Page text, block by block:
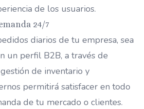
de los usuarios.
24/7
diarios de tu empresa, sea
un perfil B2B, a través de
de inventario y
permitirá satisfacer en todo
de tu mercado o clientes.